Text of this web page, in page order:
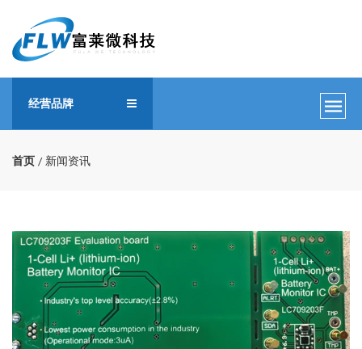
经营品牌
首页 新闻资讯